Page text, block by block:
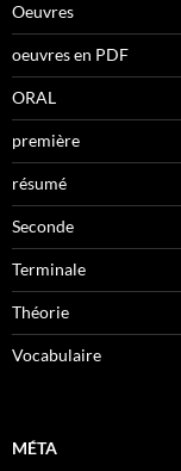
Oeuvres
oeuvres en PDF
ORAL
première
résumé
Seconde
Terminale
Théorie
Vocabulaire
MÉTA